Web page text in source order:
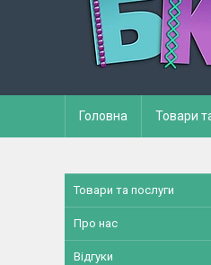
Головна Товари
Товари та послуги
Про нас
Відгуки